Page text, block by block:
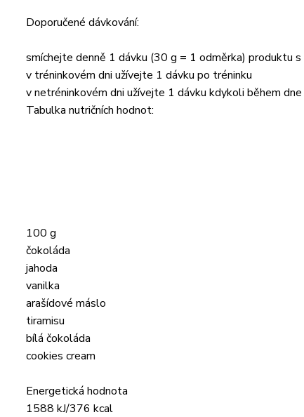
Doporučené dávkování:
smíchejte denně 1 dávku (30 g = 1 odměrka) produktu
v tréninkovém dni užívejte 1 dávku po tréninku
v netréninkovém dni užívejte 1 dávku kdykoli během dne
Tabulka nutričních hodnot:
100 g
čokoláda
jahoda
vanilka
arašídové máslo
tiramisu
bílá čokoláda
cookies cream
Energetická hodnota
1588 kJ/376 kcal